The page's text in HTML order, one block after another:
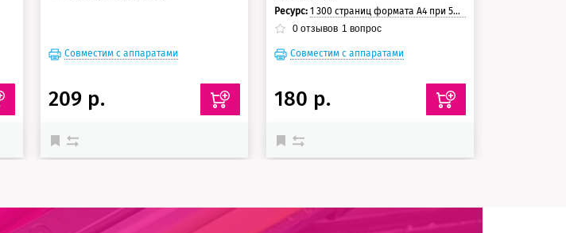
Совместим с аппаратами
209 р.
Ресурс: 1 300 страниц формата А4 при 5% заполнении страницы
0отзывов 1 вопрос
Совместим с аппаратами
180 р.